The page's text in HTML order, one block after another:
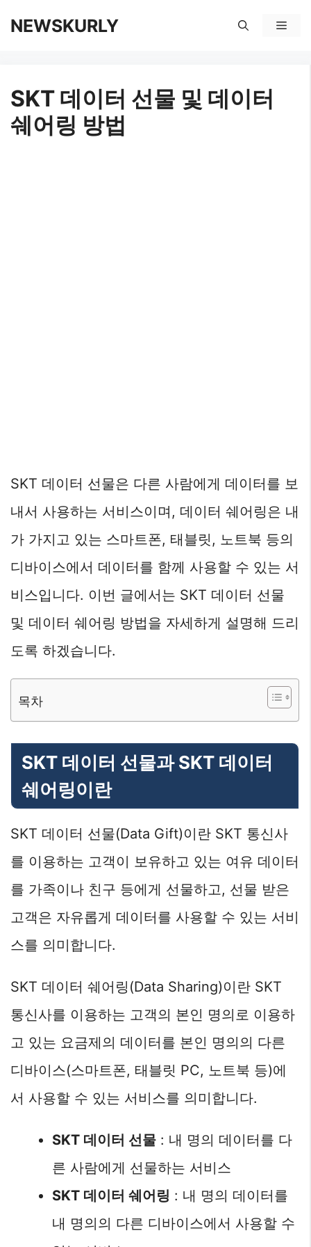
로
건
NEWSKURLY
메
SKT 데이터 선물 및 데이터
쉐어링 방법
SKT 데이터 선물은 다른 사람에게 데이터를 보
내서 사용하는 서비스이며, 데이터 쉐어링은 내
가 가지고 있는 스마트폰, 태블릿, 노트북 등의
디바이스에서 데이터를 함께 사용할 수 있는 서
비스입니다. 이번 글에서는 SKT 데이터 선물
및 데이터 쉐어링 방법을 자세하게 설명해 드리
도록 하겠습니다.
목차
SKT 데이터 선물과 SKT 데이터
쉐어링이란
SKT 데이터 선물(Data Gift)이란 SKT 통신사
를 이용하는 고객이 보유하고 있는 여유 데이터
를 가족이나 친구 등에게 선물하고, 선물 받은
고객은 자유롭게 데이터를 사용할 수 있는 서비
스를 의미합니다.
SKT 데이터 쉐어링(Data Sharing)이란 SKT
통신사를 이용하는 고객의 본인 명의로 이용하
고 있는 요금제의 데이터를 본인 명의의 다른
디바이스(스마트폰, 태블릿 PC, 노트북 등)에
서 사용할 수 있는 서비스를 의미합니다.
SKT 데이터 선물 : 내 명의 데이터를 다
른 사람에게 선물하는 서비스
SKT 데이터 쉐어링 : 내 명의 데이터를
내 명의의 다른 디바이스에서 사용할 수